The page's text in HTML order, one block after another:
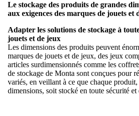
Le stockage des produits de grandes
aux exigences des marques de jouets et
Adapter les solutions de stockage à
jouets et de jeux
Les dimensions des produits peuvent
marques de jouets et de jeux, des jeux
articles surdimensionnés comme les
de stockage de Monta sont conçues pour
variés, en veillant à ce que chaque
dimensions, soit stocké en toute sécurité